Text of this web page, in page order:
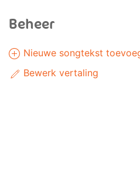
Beheer
Nieuwe songtekst
Bewerk vertaling